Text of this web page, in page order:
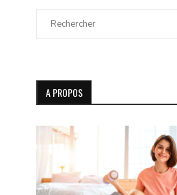
A PROPOS